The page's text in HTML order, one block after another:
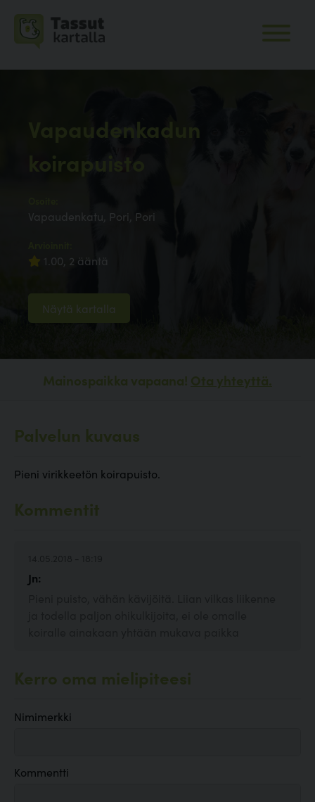
Vapaudenkadun
koirapuisto
Vapaudenkatu, Pori, Pori
1.00, 2 ääntä
Näytä kartalla
Mainospaikka vapaana! Ota yhteyttä.
Palvelun kuvaus
Pieni virikkeetön koirapuisto.
Kommentit
Jn:
Kerro oma mielipiteesi
Nimimerkki
Kommentti